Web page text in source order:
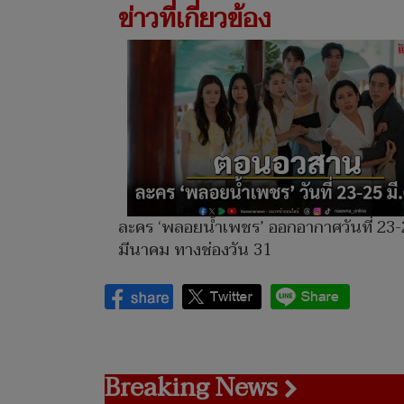
ข่าวที่เกี่ยวข้อง
ละคร ‘พลอยน้ำเพชร’ ออกอากาศวันที่
มีนาคม ทางช่องวัน 31
Breaking News